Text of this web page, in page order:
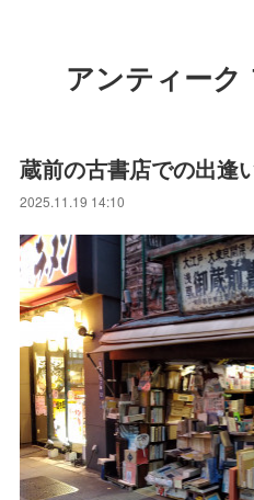
アンティーク
蔵前の古書店での出逢
2025.11.19 14:10